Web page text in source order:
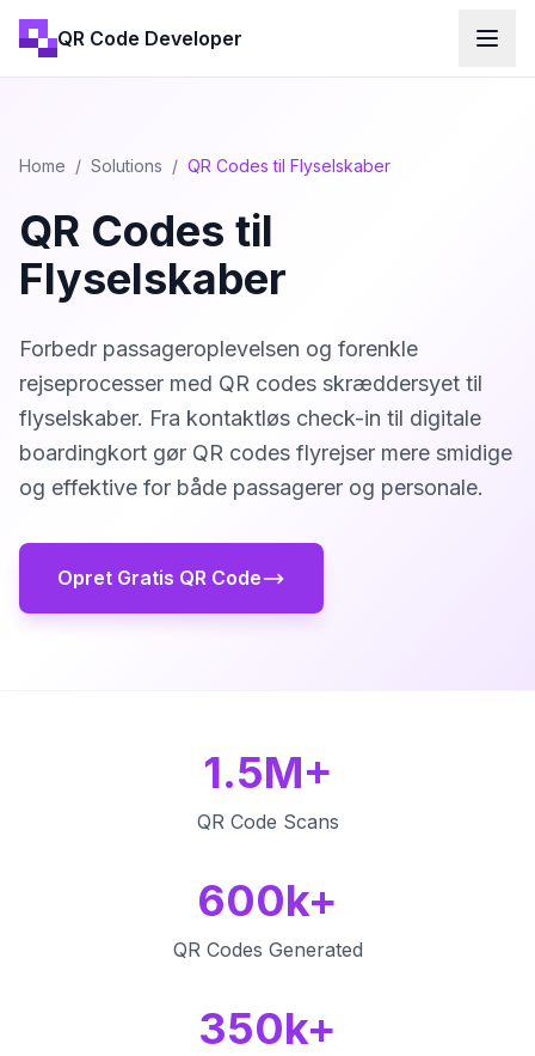
QR Code Developer
Home / Solutions / QR Codes til Flyselskaber
QR Codes til
Flyselskaber
Forbedr passageroplevelsen og forenkle
rejseprocesser med QR codes skræddersyet til
flyselskaber. Fra kontaktløs check-in til digitale
boardingkort gør QR codes flyrejser mere smidige
og effektive for både passagerer og personale.
Opret Gratis QR Code
1.5M+
QR Code Scans
600k+
QR Codes Generated
350k+